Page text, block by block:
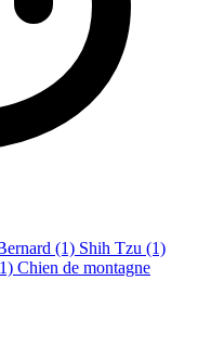
(1) Shih Tzu (1)
Chien de montagne